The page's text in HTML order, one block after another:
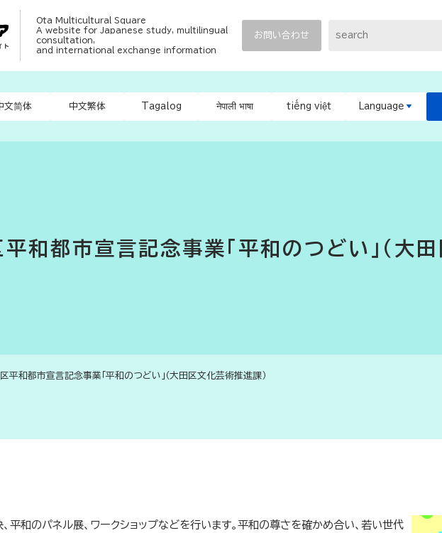
Ota Multicultural Square
A website for Japanese study, multilingual
consultation,
and international exchange information
お問い合わせ
文简体 中文繁体 Tagalog नेपाली भाषा tiếng việt Language
和都市宣言記念事業「平和のつどい」（大
平和都市宣言記念事業「平和のつどい」（大田区文化芸術推進課）
平和のパネル展、ワークショップなどを行います。平和の尊さを確かめ合い、若い世代